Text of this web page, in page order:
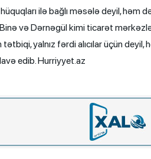
ilə bağlı məsələ deyil, həm
və Dərnəgül kimi ticarət
yalnız fərdi alıcılar üçün
edib. Hurriyyet.az